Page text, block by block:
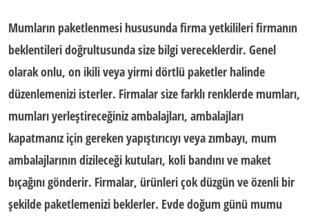
Mumların paketlenmesi hususunda firma yetkilileri firmanın
beklentileri doğrultusunda size bilgi vereceklerdir. Genel
olarak onlu, on ikili veya yirmi dörtlü paketler halinde
düzenlemenizi isterler. Firmalar size farklı renklerde mumları,
mumları yerleştireceğiniz ambalajları, ambalajları
kapatmanız için gereken yapıştırıcıyı veya zımbayı, mum
ambalajlarının dizileceği kutuları, koli bandını ve maket
bıçağını gönderir. Firmalar, ürünleri çok düzgün ve özenli bir
şekilde paketlemenizi beklerler. Evde doğum günü mumu